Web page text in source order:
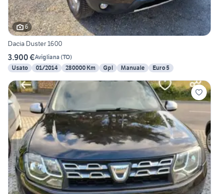
6
Dacia Duster 1600
3.900 €Avigliana (TO)
Usato
01/2014 280000 Km Gpl Manuale Euro 5